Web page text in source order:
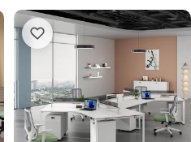
ル
価
価
格